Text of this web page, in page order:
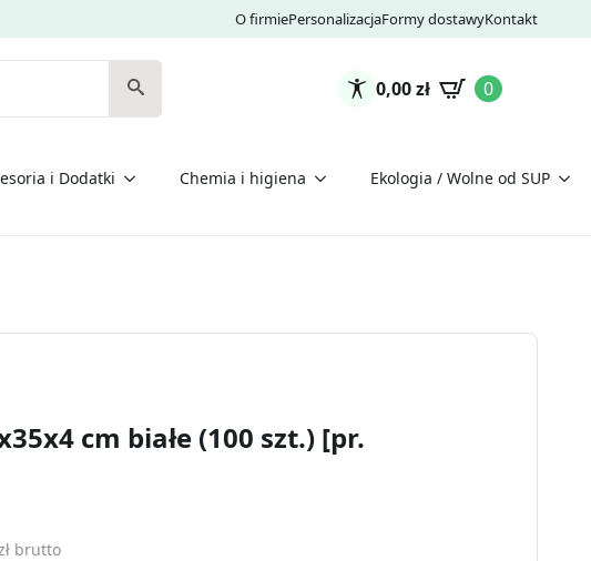
O firmiePersonalizacjaFormy dostawyKontakt
0,00zł 0
i Dodatki Chemia i higiena Ekologia / Wolne od SUP
cm białe (100 szt.) [pr.
brutto